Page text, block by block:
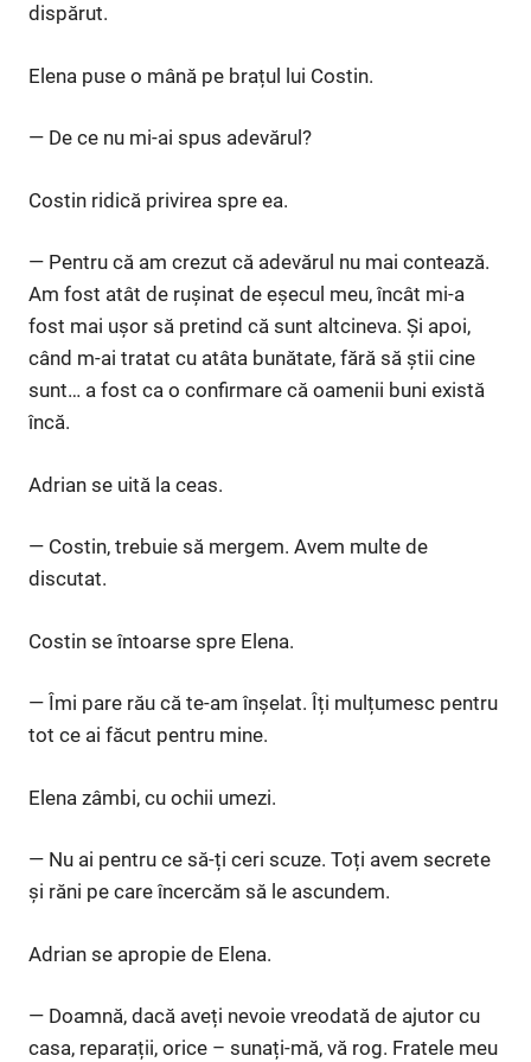
dispărut.
Elena puse o mână pe brațul lui Costin.
— De ce nu mi-ai spus adevărul?
Costin ridică privirea spre ea.
— Pentru că am crezut că adevărul nu mai contează.
Am fost atât de rușinat de eșecul meu, încât mi-a
fost mai ușor să pretind că sunt altcineva. Și apoi,
când m-ai tratat cu atâta bunătate, fără să știi cine
sunt… a fost ca o confirmare că oamenii buni există
încă.
Adrian se uită la ceas.
— Costin, trebuie să mergem. Avem multe de
discutat.
Costin se întoarse spre Elena.
— Îmi pare rău că te-am înșelat. Îți mulțumesc pentru
tot ce ai făcut pentru mine.
Elena zâmbi, cu ochii umezi.
— Nu ai pentru ce să-ți ceri scuze. Toți avem secrete
și răni pe care încercăm să le ascundem.
Adrian se apropie de Elena.
— Doamnă, dacă aveți nevoie vreodată de ajutor cu
casa, reparații, orice – sunați-mă, vă rog. Fratele meu